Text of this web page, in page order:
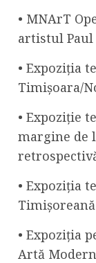
• MNArT
artistul Paul
• Expoziția
Timișoara/
• Expoziție
margine de
• Expoziția
• Expoziția
Artă